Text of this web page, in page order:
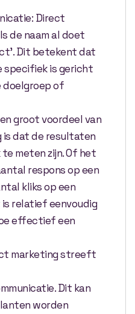
Direct
de naam al doet
Dit betekent dat
specifiek is gericht
doelgroep of
groot voordeel van
dat de resultaten
meten zijn. Of het
respons op een
kliks op een
relatief eenvoudig
effectief een
marketing streeft
Dit kan
worden